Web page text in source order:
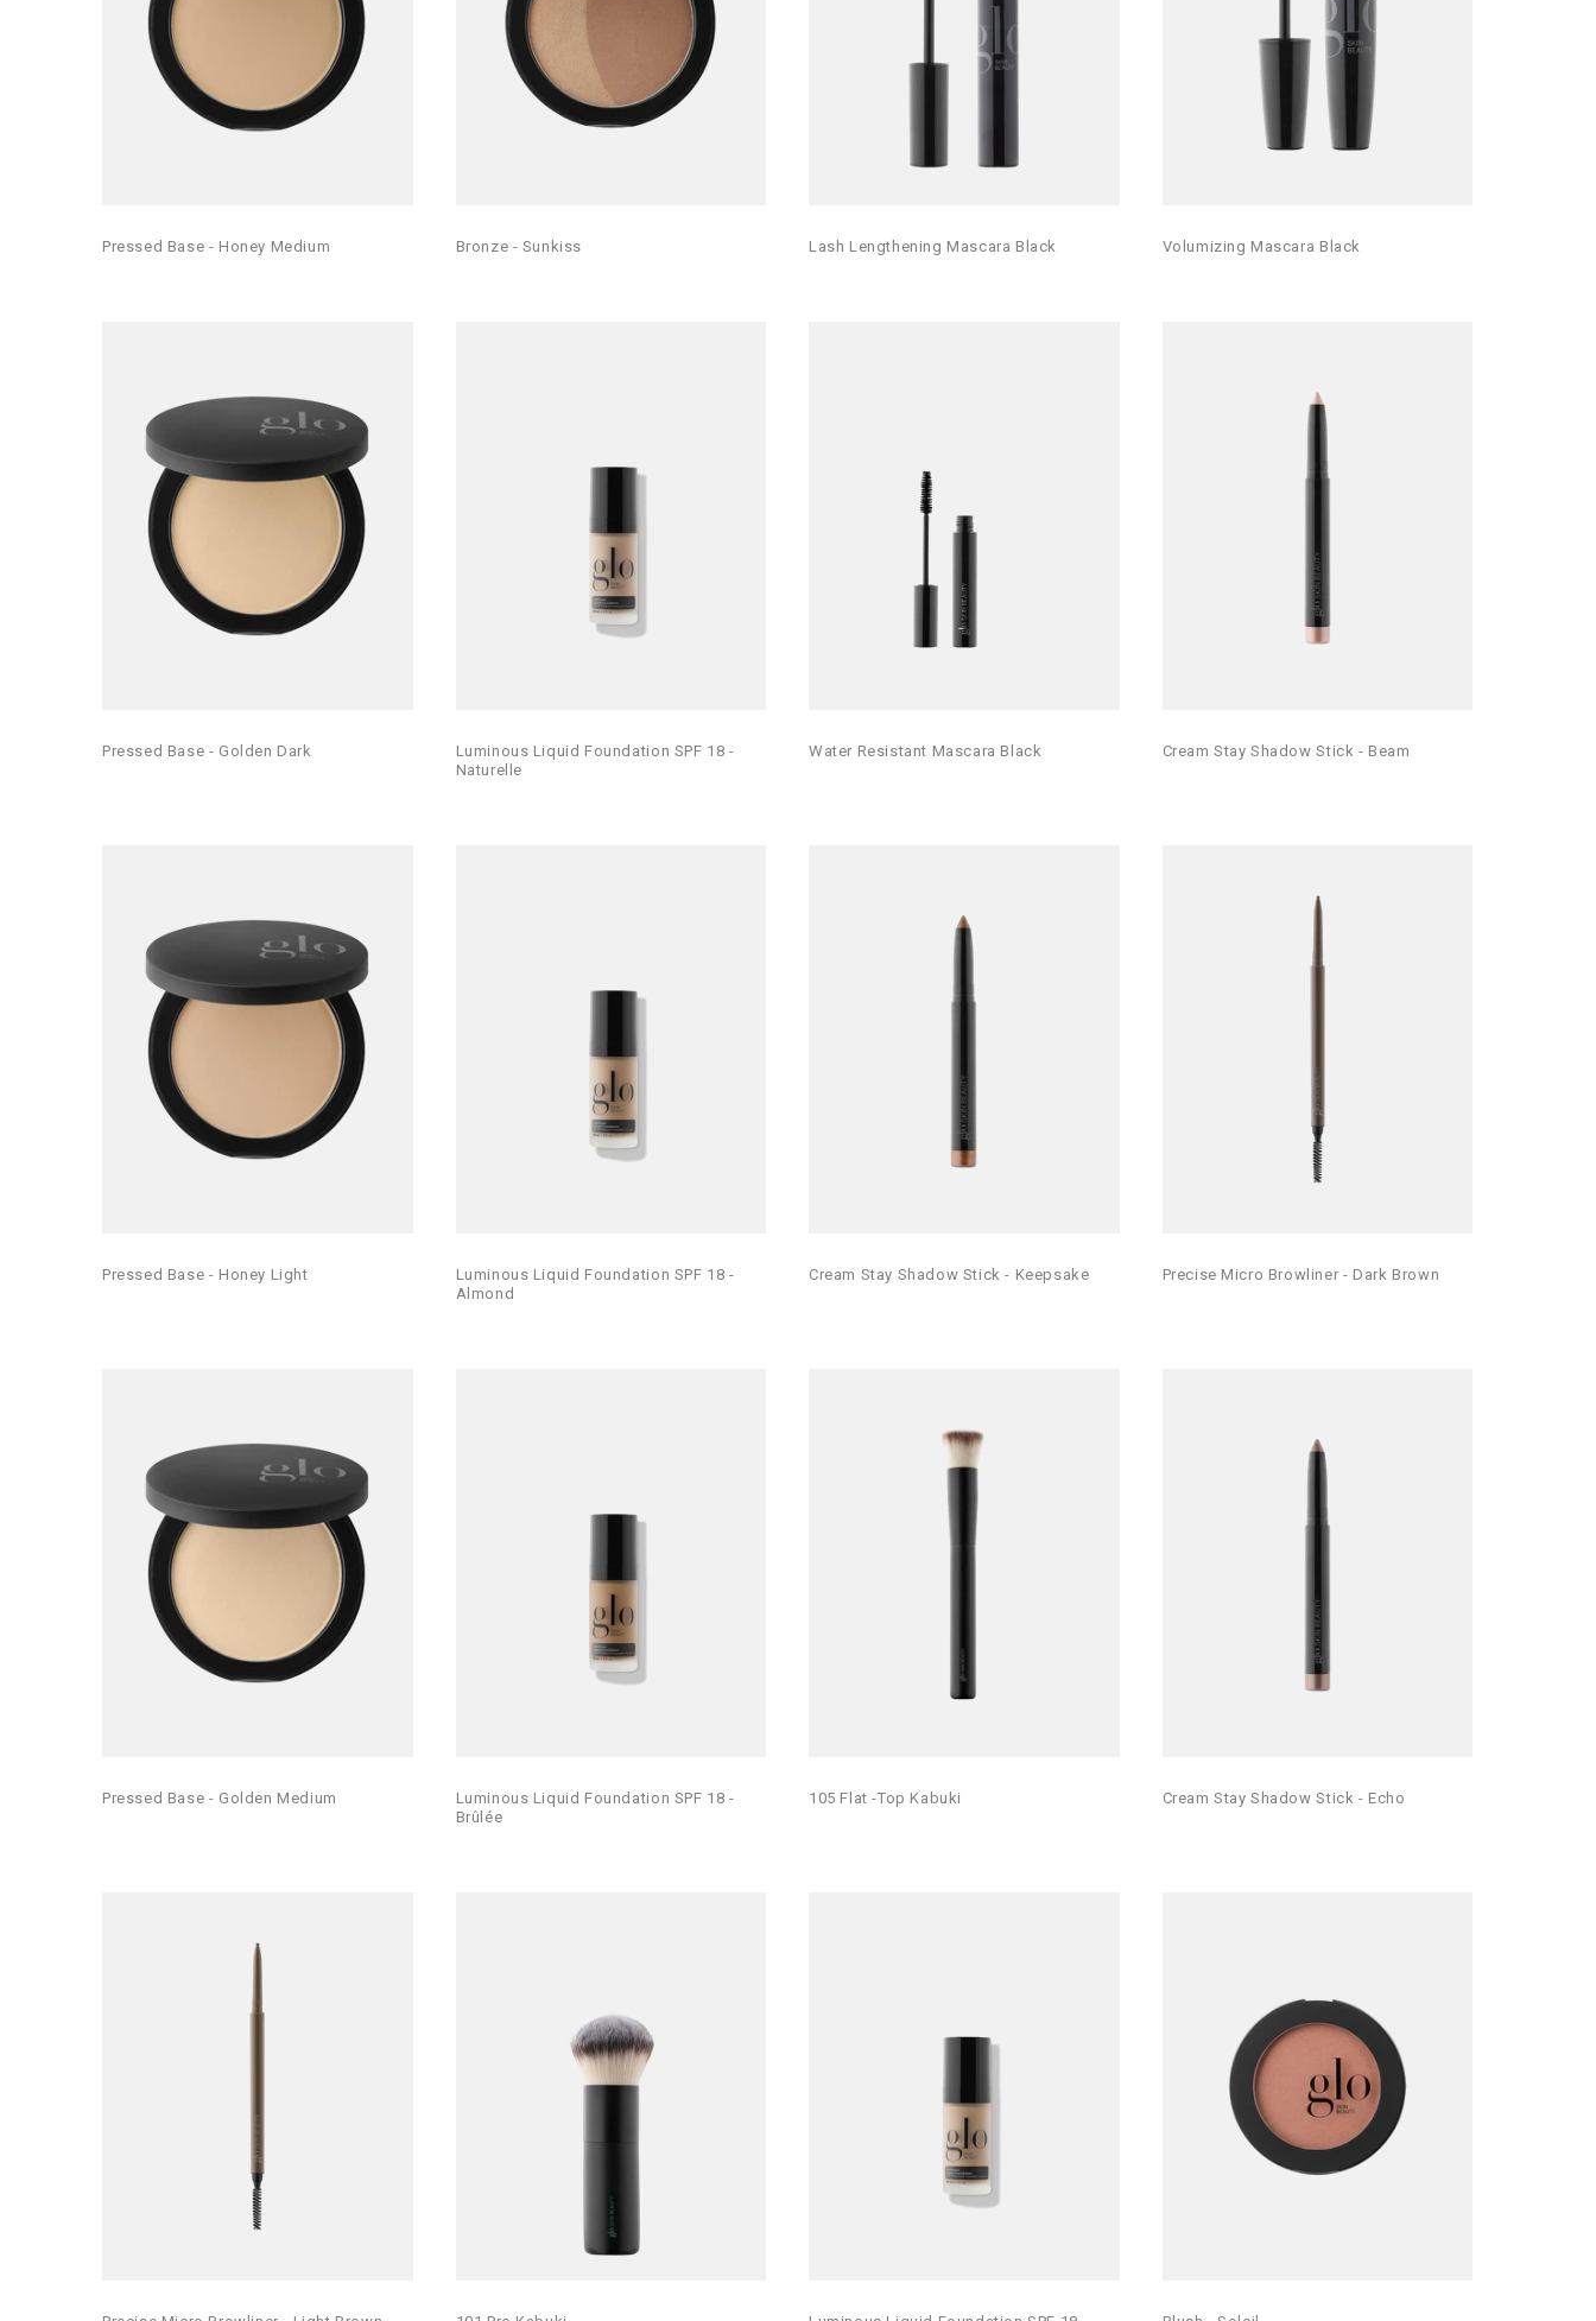
Pressed Base - Honey Medium Bronze - Sunkiss Lash Lengthening Mascara Black Volumizing Mascara Black
Pressed Base - Golden Dark
Luminous Liquid Foundation SPF 18 -
Naturelle
Water Resistant Mascara Black Cream Stay Shadow Stick - Beam
Pressed Base - Honey Light
Luminous Liquid Foundation SPF 18 -
Almond
Cream Stay Shadow Stick - Keepsake Precise Micro Browliner - Dark Brown
Pressed Base - Golden Medium
Luminous Liquid Foundation SPF 18 -
Brûlée
105 Flat -Top Kabuki Cream Stay Shadow Stick - Echo